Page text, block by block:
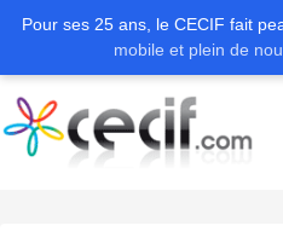
Pour ses 25 ans, le CECIF fait
mobile et plein de